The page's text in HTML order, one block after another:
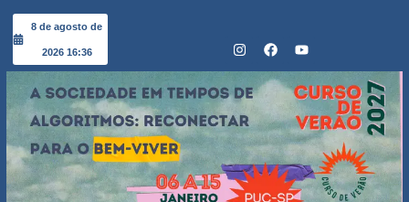
8 de agosto de
2026 16:36